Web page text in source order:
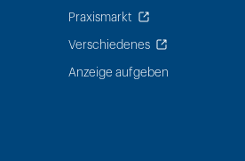
Praxismarkt
Verschiedenes
Anzeige aufgeben